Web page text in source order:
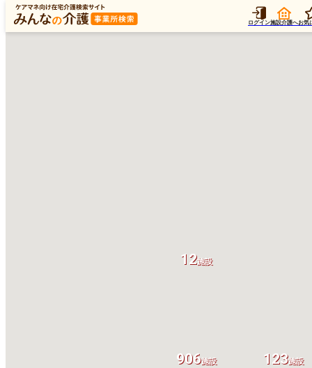
ログイン施設介護へお気
906施設 123施設
12施設